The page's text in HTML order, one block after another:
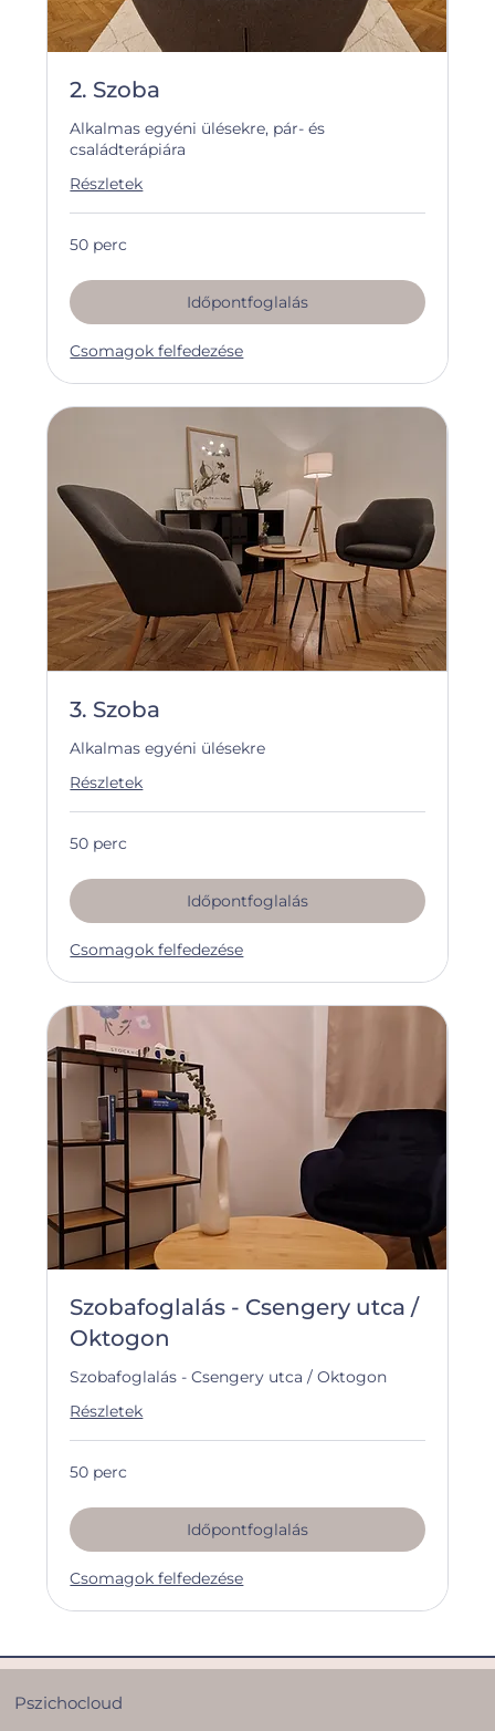
2. Szoba
Alkalmas egyéni ülésekre, pár- és
családterápiára
Részletek
50 perc
Időpontfoglalás
Csomagok felfedezése
3. Szoba
Alkalmas egyéni ülésekre
Részletek
50 perc
Időpontfoglalás
Csomagok felfedezése
Szobafoglalás - Csengery utca /
Oktogon
Szobafoglalás - Csengery utca / Oktogon
Részletek
50 perc
Időpontfoglalás
Csomagok felfedezése
Pszichocloud